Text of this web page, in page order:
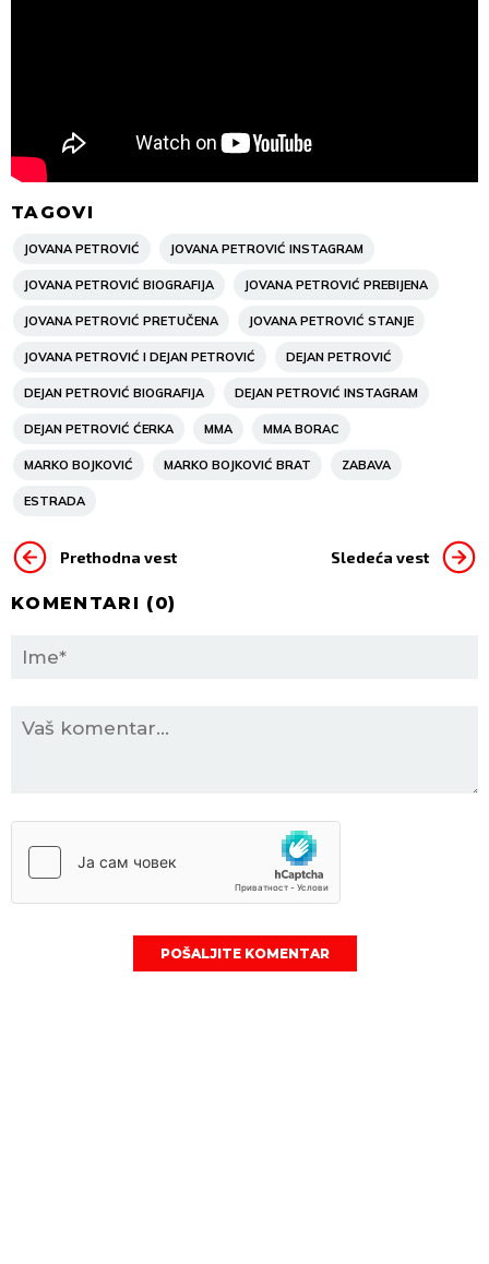
TAGOVI
JOVANA PETROVIĆ JOVANA PETROVIĆ INSTAGRAM
JOVANA PETROVIĆ BIOGRAFIJA JOVANA PETROVIĆ PREBIJENA
JOVANA PETROVIĆ PRETUČENA JOVANA PETROVIĆ STANJE
JOVANA PETROVIĆ I DEJAN PETROVIĆ DEJAN PETROVIĆ
DEJAN PETROVIĆ BIOGRAFIJA DEJAN PETROVIĆ INSTAGRAM
DEJAN PETROVIĆ ĆERKA MMA MMA BORAC
MARKO BOJKOVIĆ MARKO BOJKOVIĆ BRAT ZABAVA
ESTRADA
Prethodna vest Sledeća vest
KOMENTARI (0)
POŠALJITE KOMENTAR